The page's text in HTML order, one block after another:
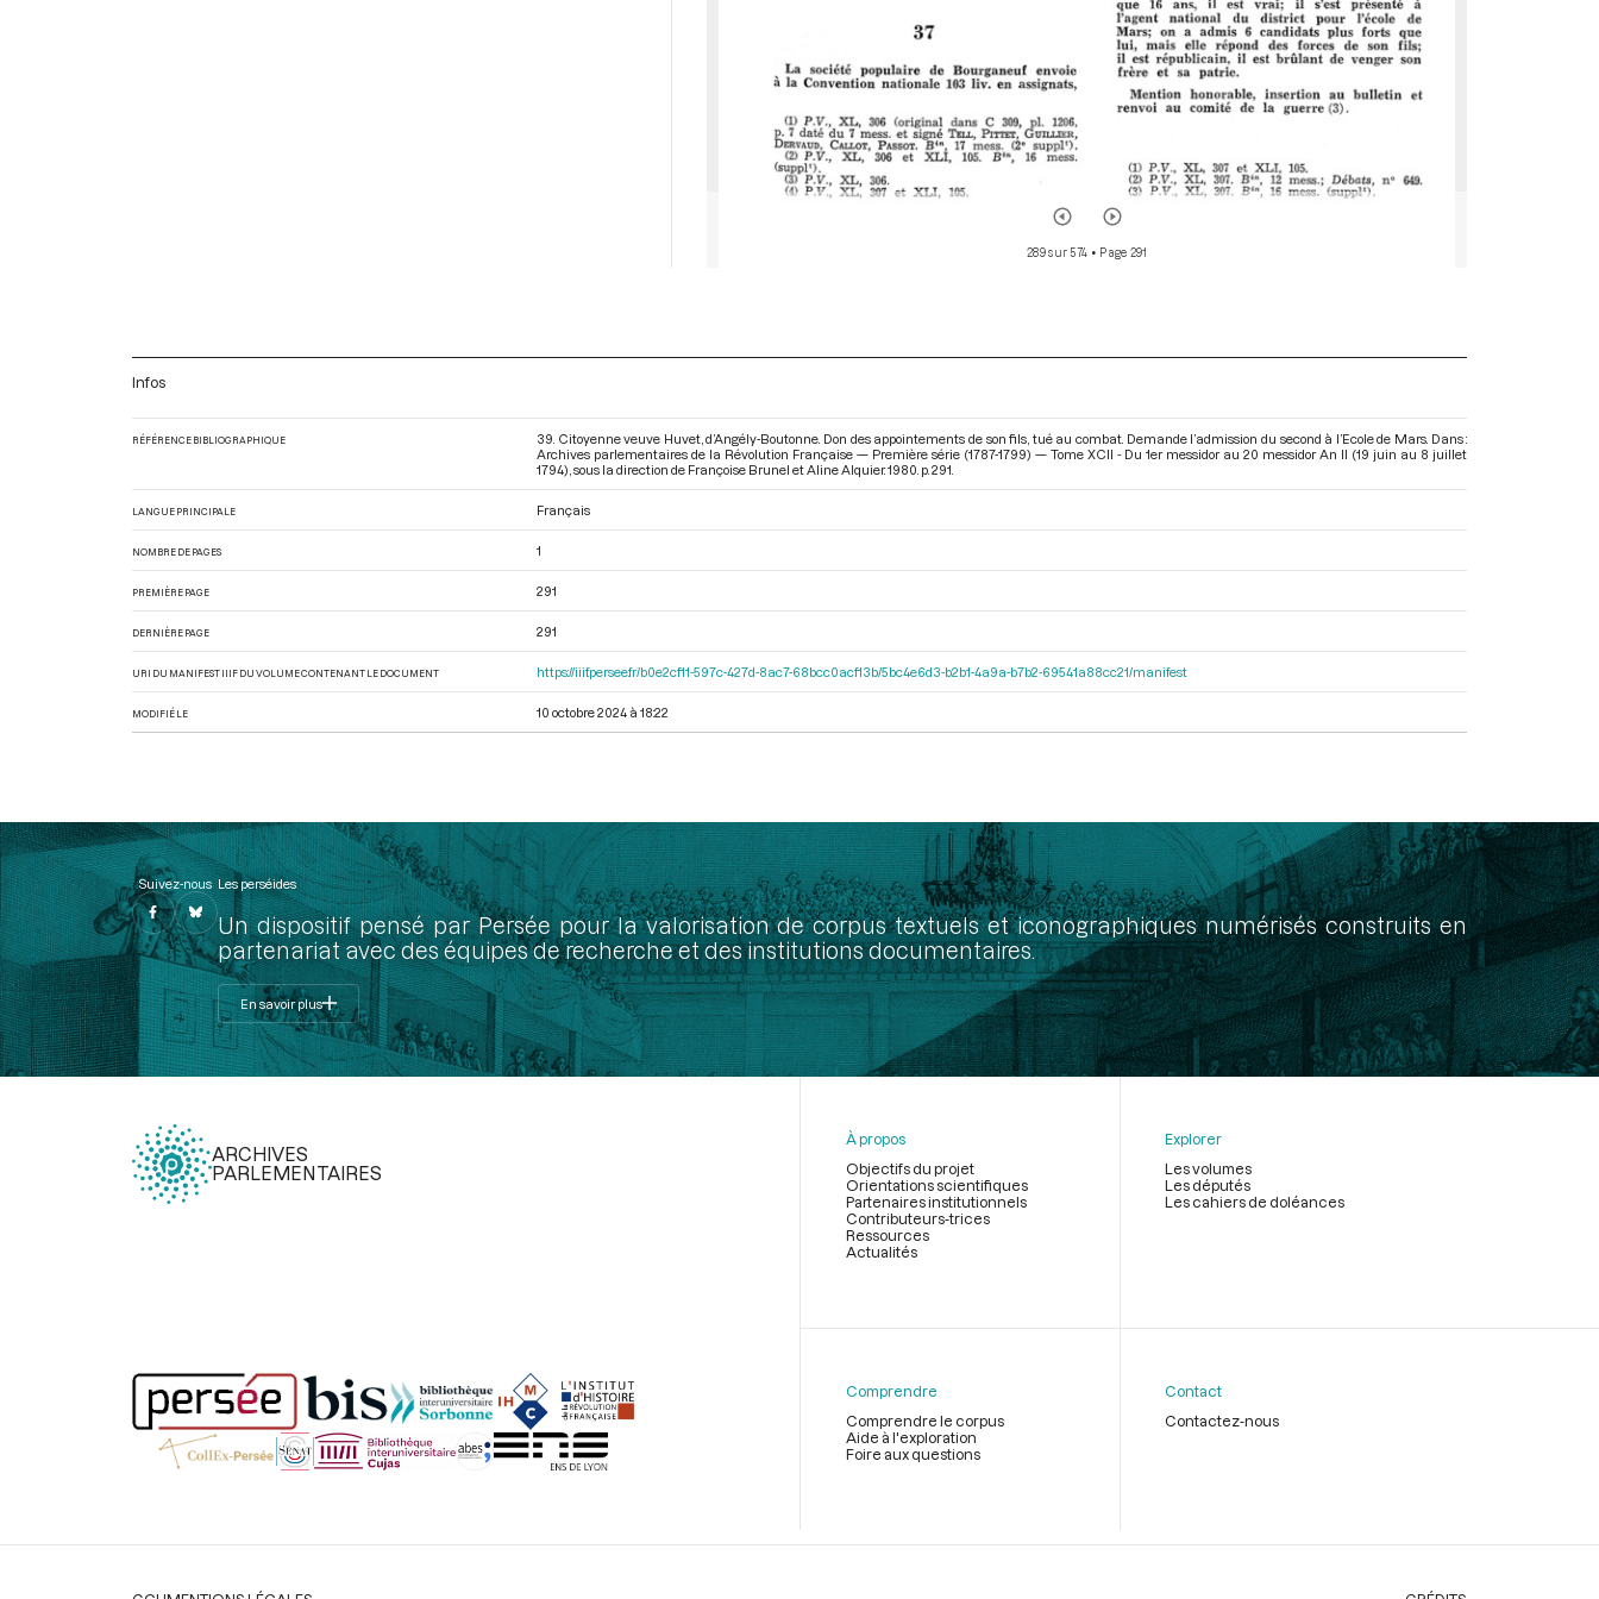
289 sur 574 • Page 291
Infos
RÉFÉRENCE BIBLIOGRAPHIQUE
39. Citoyenne veuve Huvet, d’Angély-Boutonne. Don des appointements de son fils, tué au combat. Demande l’admission du second à l’Ecole de Mars. Dans :
Archives parlementaires de la Révolution Française — Première série (1787-1799) — Tome XCII - Du 1er messidor au 20 messidor An II (19 juin au 8 juillet
1794) , sous la direction de Françoise Brunel et Aline Alquier. 1980. p. 291.
LANGUE PRINCIPALE Français
NOMBRE DE PAGES 1
PREMIÈRE PAGE 291
DERNIÈRE PAGE 291
URI DU MANIFEST IIIF DU VOLUME CONTENANT LE DOCUMENT https://iiif.persee.fr/b0e2cf11-597c-427d-8ac7-68bcc0acf13b/5bc4e6d3-b2b1-4a9a-b7b2-69541a88cc21/manifest
MODIFIÉ LE 10 octobre 2024 à 18:22
Suivez-nous Les perséides
Un dispositif pensé par Persée pour la valorisation de corpus textuels et iconographiques numérisés construits en
partenariat avec des équipes de recherche et des institutions documentaires.
En savoir plus
ARCHIVES
PARLEMENTAIRES
page
À propos
Objectifs du projet
Orientations scientifiques
Partenaires institutionnels
Contributeurs-trices
Ressources
Actualités
Explorer
Les volumes
Les députés
Les cahiers de doléances
Comprendre
Comprendre le corpus
Aide à l'exploration
Foire aux questions
Contact
Contactez-nous
Légal